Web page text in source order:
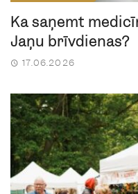
Kā saņemt
Jāņu brīvdienās?
17.06.2026